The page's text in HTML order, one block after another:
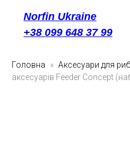
Norfin Ukraine
+38 099 648 37 99
Головна Аксесуари для
аксесуарів Feeder Concept